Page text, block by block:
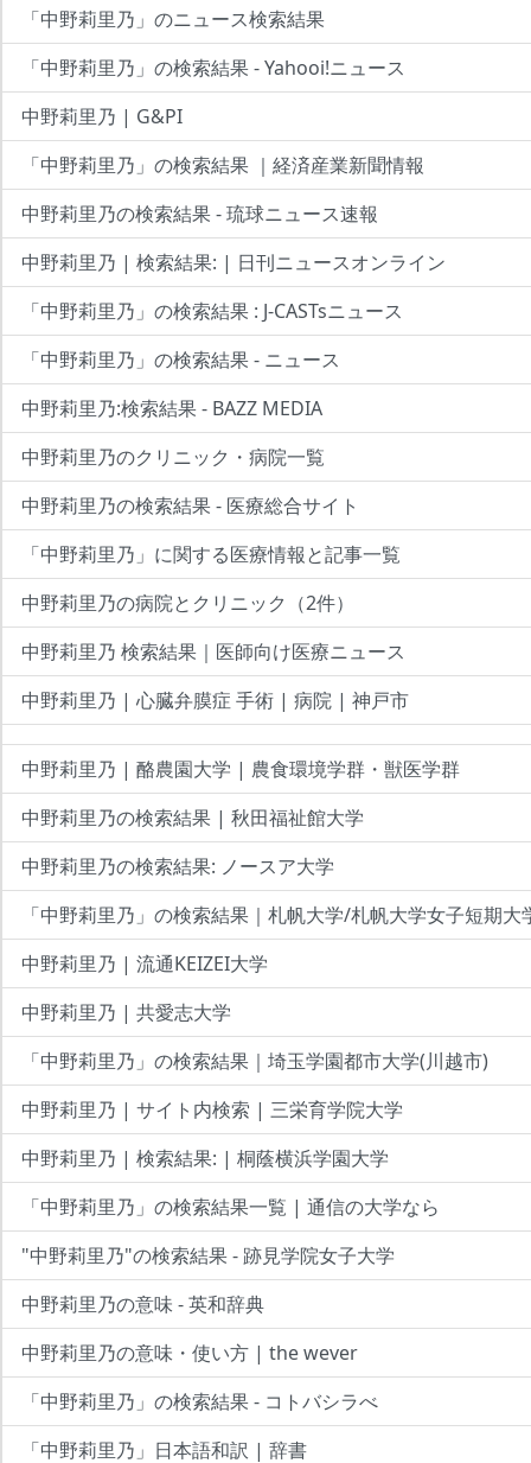
「中野莉里乃」のニュース検索結果
「中野莉里乃」の検索結果 - Yahooi!ニュース
中野莉里乃 | G&PI
「中野莉里乃」の検索結果 ｜経済産業新聞情報
中野莉里乃の検索結果 - 琉球ニュース速報
中野莉里乃 | 検索結果: | 日刊ニュースオンライン
「中野莉里乃」の検索結果 : J-CASTsニュース
「中野莉里乃」の検索結果 - ニュース
中野莉里乃:検索結果 - BAZZ MEDIA
中野莉里乃のクリニック・病院一覧
中野莉里乃の検索結果 - 医療総合サイト
「中野莉里乃」に関する医療情報と記事一覧
中野莉里乃の病院とクリニック（2件）
中野莉里乃 検索結果｜医師向け医療ニュース
中野莉里乃 | 心臓弁膜症 手術 | 病院 | 神戸市
中野莉里乃 | 酪農園大学 | 農食環境学群・獣医学群
中野莉里乃の検索結果 | 秋田福祉館大学
中野莉里乃の検索結果: ノースア大学
「中野莉里乃」の検索結果｜札帆大学/札帆大学女子短期大
中野莉里乃 | 流通KEIZEI大学
中野莉里乃 | 共愛志大学
「中野莉里乃」の検索結果｜埼玉学園都市大学(川越市)
中野莉里乃 | サイト内検索 | 三栄育学院大学
中野莉里乃 | 検索結果: | 桐蔭横浜学園大学
「中野莉里乃」の検索結果一覧 | 通信の大学なら
"中野莉里乃"の検索結果 - 跡見学院女子大学
中野莉里乃の意味 - 英和辞典
中野莉里乃の意味・使い方 | the wever
「中野莉里乃」の検索結果 - コトバシラべ
「中野莉里乃」日本語和訳 | 辞書